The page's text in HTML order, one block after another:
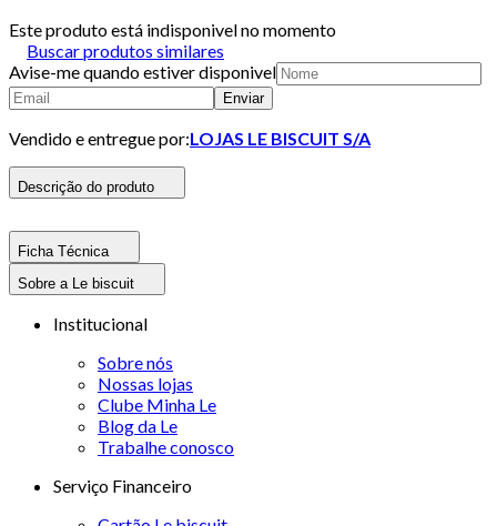
Este produto está indisponivel no momento
Buscar produtos similares
Avise-me quando estiver disponivel
Enviar
Vendido e entregue por:LOJAS LE BISCUIT S/A
Descrição do produto
Ficha Técnica
Sobre a Le biscuit
Institucional
Sobre nós
Nossas lojas
Clube Minha Le
Blog da Le
Trabalhe conosco
Serviço Financeiro